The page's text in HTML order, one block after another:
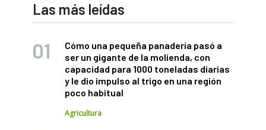
Las más leídas
Cómo una pequeña panadería pasó a
ser un gigante de la molienda, con
capacidad para 1000 toneladas diarias
y le dio impulso al trigo en una región
poco habitual
Agricultura